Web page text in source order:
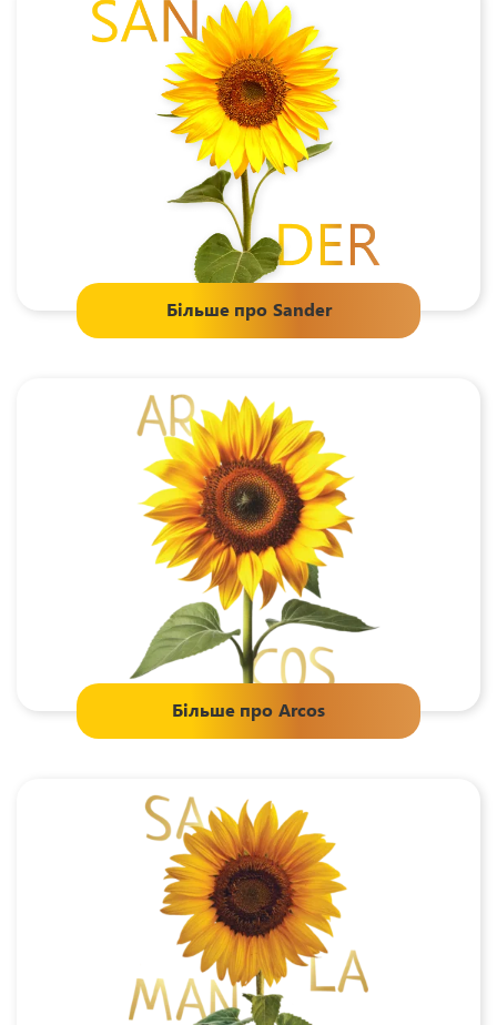
Більше про Sander
Більше про Arcos